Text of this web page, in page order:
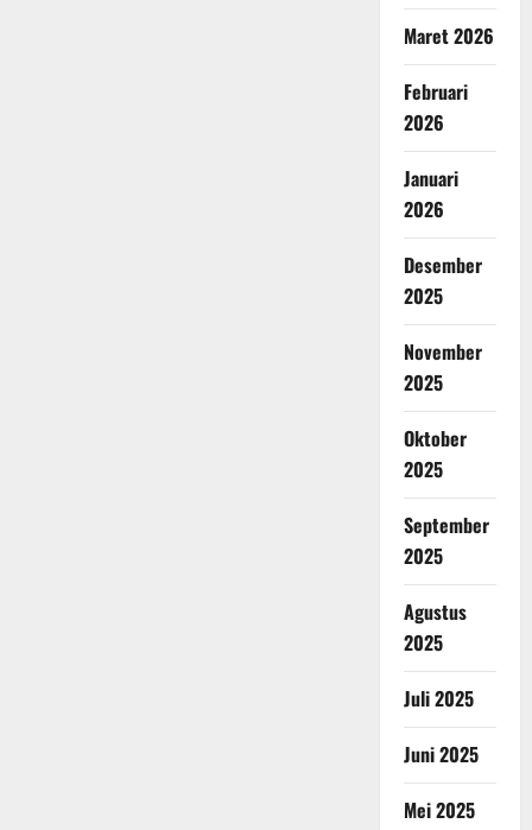
Maret 2026
Februari
2026
Januari
2026
Desember
2025
November
2025
Oktober
2025
September
2025
Agustus
2025
Juli 2025
Juni 2025
Mei 2025